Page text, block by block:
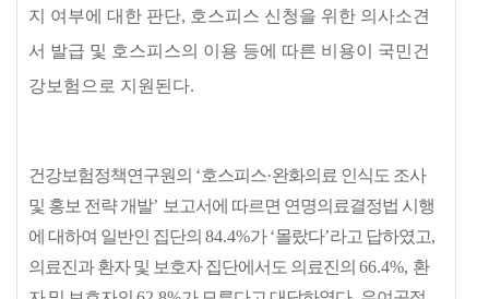
지 여부에 대한 판단, 호스피스 신청을 위한 의사소견
서 발급 및 호스피스의 이용 등에 따른 비용이 국민건
강보험으로 지원된다.
건강보험정책연구원의 ‘호스피스·완화의료 인식도 조사
및 홍보 전략 개발’ 보고서에 따르면 연명의료결정법 시행
에 대하여 일반인 집단의 84.4%가‘몰랐다’라고 답하였고,
의료진과 환자 및 보호자 집단에서도 의료진의 66.4%, 환